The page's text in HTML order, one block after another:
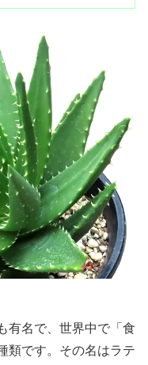
有名で、世界中で「食
類です。その名はラテ